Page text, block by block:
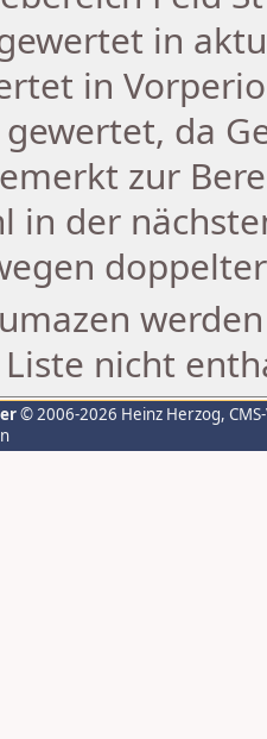
in
in
da
zur
in der
nicht
© 2006-2026 Heinz Herzog,